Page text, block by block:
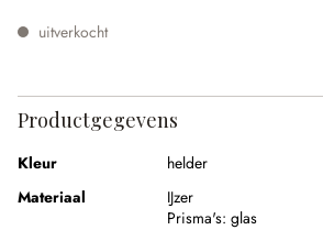
uitverkocht
Productgegevens
Kleur
helder
Materiaal
IJzer
Prisma's: glas